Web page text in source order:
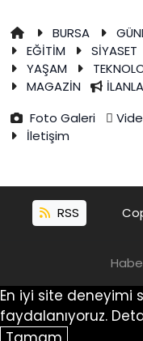
BURSA
EĞİTİM
SİYASET
YAŞAM
MAGAZİN
Foto Galeri
İletişim
RSS
En iyi site deneyimi
faydalanıyoruz.